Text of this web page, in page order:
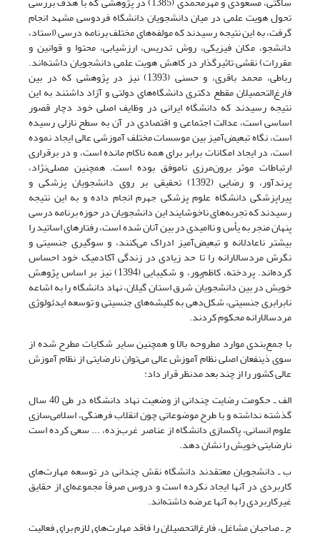
تحول هویت علمی در میان دانشجویان دانشگاه فردوسی مشهد انجام
گرفت، به این نتیجه رسیدند که مولفه‌های مختلف برنامه درسی (استاد،
دانشجو، مکان فیزیکی، روش تدریس، ارزشیابی، محتوا و قوانین و
مقررات) نقشی تاثیرگذار در کاهش هویت علمی دانشجویان داشته‌اند.
رباطی، محمد باقری، و حسنی (1393) نیز در پژوهشی که در بین
فارغ‌التحصیلان مقطع دکتری دانشگاه‌های دولتی و آزاد داشتند به این
نتیجه رسیدند که دانشگاه ایرانی در وظایف اصلی خود دچار قصور
اساسی است، عدالت اجتماعی و اقتصادی در آن به سطح نازلی رسیده
است، نگاه تبعیض‌آمیز بین موسسات مختلف آموزشی عالی ایجاد نموده
است، در ایجاد امکانات برابر برای همه ناکام مانده است، و در برقراری
ارتباطات موثر برون‌مرزی ناموفق بوده است. همچنین مصلی‌نژاد،
پرندآور، و رضایی (1392) تحقیقی بر روی دانشجویان پزشکی و
پیراپزشکی دانشگاه علوم پزشکی جهرم انجام داده و به این نتیجه
رسیدند که تجربه‌های ناخوشایند این دانشجویان در حوزه برنامه درسی
پنهان منجر به یأس و ناامیدی در بین آنان شده است، رفتارهای اساتید را
بیشتر ناعادلانه و تبعیض‌آمیز ادراک می‌کنند، و سوگیری جنسیتی و
نگرش مردسالارانه را تا حد زیادی در زندگی آکادمیک خود احساس
کرده‌اند. پردخته، کاظم‌پور، و شکیبایی (1394) نیز بر اساس پژوهش
خویش در بین دانشجویان شرق استان گیلان، نهاد دانشگاه را به اشاعه
نابرابری جنسیتی، شکل‌دهی به کلیشه‌های جنسیتی و توسعه ایدئولوژی
مردسالارانه محکوم کردند.
با جمع‌بندی موارد مطروحه بالا و همچنین سایر شکایات مطرح شده از
سوی ذینفعان اصلی نظام آموزش عالی می‌توان نارضایتی از نظام آموزش
عالی کشور را از چند بعد مدنظر قرار داد:
الف ـ حکومت رضایت چندانی از وضعیت نهاد دانشگاه در طی 40 سال
گذشته نداشته و با طرح موضوعاتی چون انقلاب فرهنگی، اسلامی‌سازی
علوم انسانی، پاکسازی دانشگاه از عناصر غرب‌زده، ... سعی کرده است
نارضایتی خویش را نشان دهد.
ب ـ دانشجویان معتقدند دانشگاه نقش چندانی در توسعه مهارت‌های
کاربردی در آنها ایجاد نکرده است و دروس صرفاً مجموعه‌ای از حقایق
غیرکاربردی را به آنها عرضه داشته‌اند.
ج ـ صاحبان مشاغل، فارغ‌التحصیلان را فاقد مهارت‌های لازم برای فعالیت